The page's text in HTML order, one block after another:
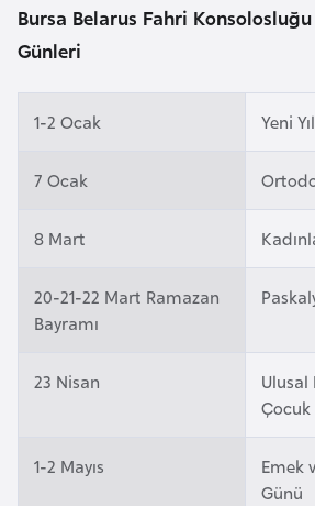
Bursa Belarus Fahri
Günleri
1-2 Ocak Yeni Yıl
7 Ocak
8 Mart
20-21-22 Mart Ramazan
Bayramı
23 Nisan
Ulusal
Çocuk
1-2 Mayıs
Emek
Günü
u
s
e
ç
k
e
n